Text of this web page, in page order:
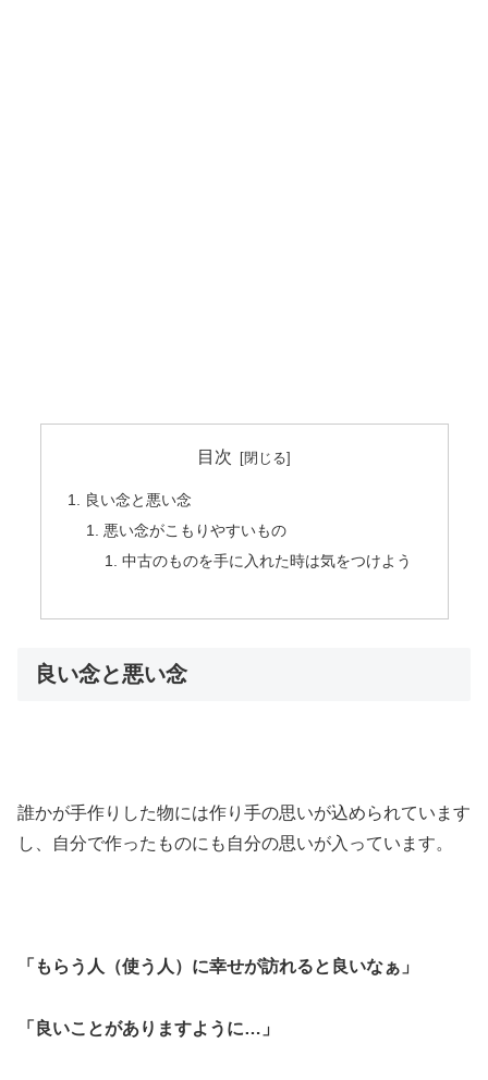
目次
良い念と悪い念
悪い念がこもりやすいもの
中古のものを手に入れた時は気をつけよう
良い念と悪い念
誰かが手作りした物には作り手の思いが込められています
し、自分で作ったものにも自分の思いが入っています。
「もらう人（使う人）に幸せが訪れると良いなぁ」
「良いことがありますように…」